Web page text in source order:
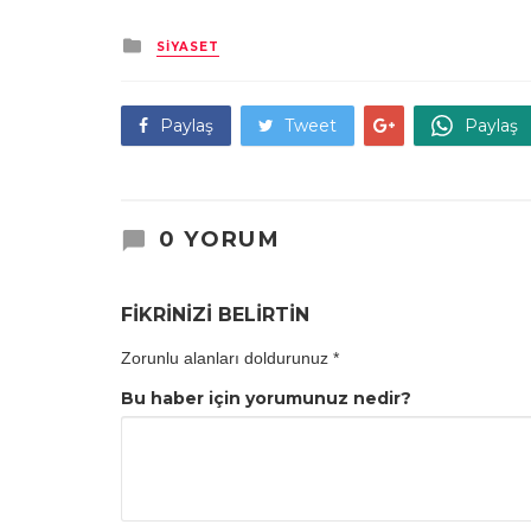
Kategori
SIYASET
Paylaş Tweet Paylaş
0 YORUM
FİKRİNİZİ BELİRTİN
Zorunlu alanları doldurunuz *
Bu haber için yorumunuz nedir?